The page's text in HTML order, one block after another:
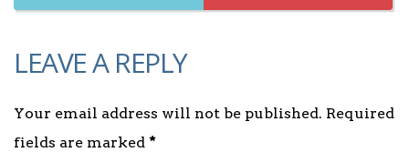
LEAVE A REPLY
Your email address will not be published. Required
fields are marked *